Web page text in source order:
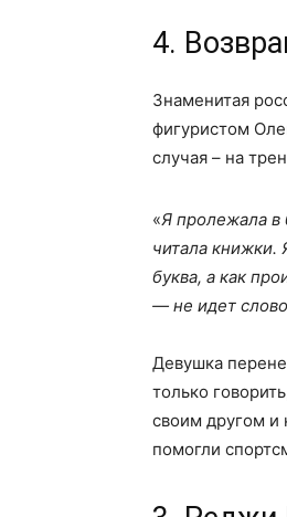
4.
Знаменитая
фигуристом
случая – на
«Я пролежала в
читала книжки.
буква, а как
— не идет
Девушка
только
своим другом и
помогли